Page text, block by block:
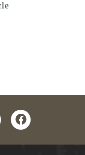
facebook